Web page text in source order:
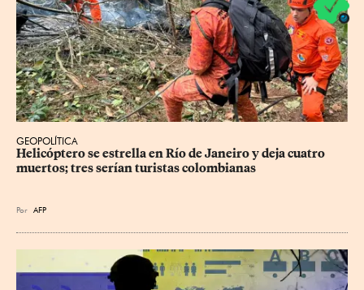
GEOPOLÍTICA
Helicóptero se estrella en Río de Janeiro y deja cuatro
muertos; tres serían turistas colombianas
Por AFP